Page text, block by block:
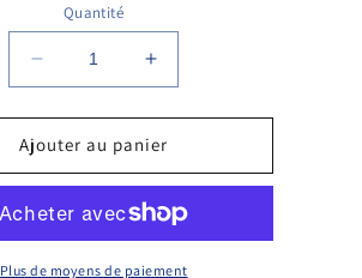
Quantité
Réduire
la
quantité
de
Genuine
GX390
Air
Filter
Augmenter
la
quantité
de
Genuine
GX390
Air
Filter
Ajouter au panier
Plus de moyens de paiement